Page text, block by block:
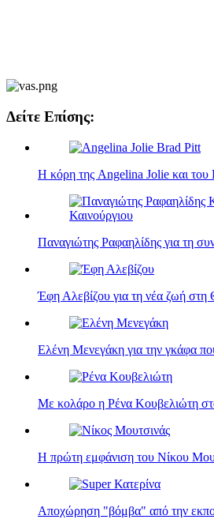
Δείτε Επίσης:
Η κόρη της Angelina Jolie και
Παναγιώτης Ραφαηλίδης για τη
Έφη Αλεβίζου για τη νέα ζωή
Ελένη Μενεγάκη για την γκάφα
Με κολάρο η Ρένα Κουβελιώτη
Η πρώτη εμφάνιση του Νίκου
Αποχώρηση "βόμβα" από την